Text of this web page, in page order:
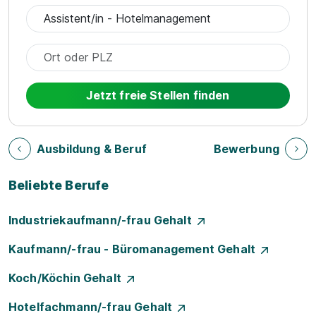
Jetzt freie Stellen finden
Ausbildung & Beruf Bewerbung
Beliebte Berufe
Industriekaufmann/-frau Gehalt
Kaufmann/-frau - Büromanagement Gehalt
Koch/Köchin Gehalt
Hotelfachmann/-frau Gehalt